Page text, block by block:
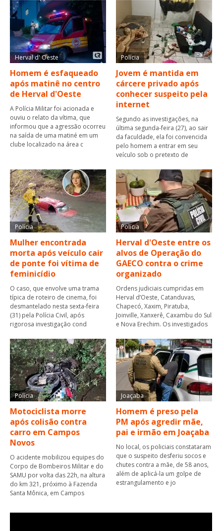
Herval d' Oeste
Homem é esfaqueado
após matinê no centro
de Herval d'Oeste
A Polícia Militar foi acionada e
ouviu o relato da vítima, que
informou que a agressão ocorreu
na saída de uma matiné em um
clube localizado na área c
Polícia
Jovem é mantida em
cárcere privado após
conhecer suspeito pela
internet
Segundo as investigações, na
última segunda-feira (27), ao sair
da faculdade, ela foi convencida
pelo homem a entrar em seu
veículo sob o pretexto de
Polícia
Mulher encontrada
morta após veículo cair
de ponte foi vítima de
feminicídio
O caso, que envolve uma trama
típica de roteiro de cinema, foi
desmantelado nesta sexta-feira
(31) pela Polícia Civil, após
rigorosa investigação cond
Polícia
Herval d'Oeste entre os
alvos de Operação do
GAECO contra o crime
organizado
Ordens judiciais cumpridas em
Herval d’Oeste, Catanduvas,
Chapecó, Xaxim, Piratuba,
Joinville, Xanxerê, Caxambu do Sul
e Nova Erechim. Os investigados
Polícia
Motociclista morre
após colisão contra
carro em Campos
Novos
O acidente mobilizou equipes do
Corpo de Bombeiros Militar e do
SAMU por volta das 22h, na altura
do km 321, próximo à Fazenda
Santa Mônica, em Campos
Joaçaba
Homem é preso pela
PM após agredir mãe,
pai e irmão em Joaçaba
No local, os policiais constataram
que o suspeito desferiu socos e
chutes contra a mãe, de 58 anos,
além de aplicá-la um golpe de
estrangulamento e jo